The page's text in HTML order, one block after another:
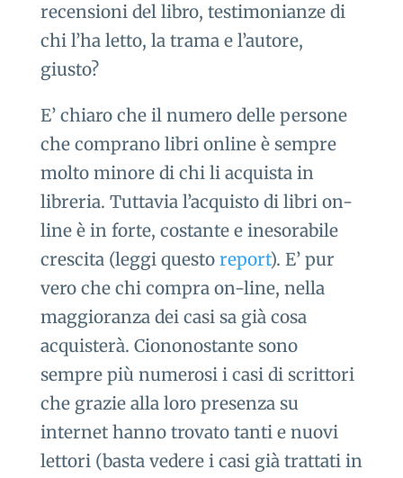
recensioni del libro, testimonianze di
chi l’ha letto, la trama e l’autore,
giusto?
E’ chiaro che il numero delle persone
che comprano libri online è sempre
molto minore di chi li acquista in
libreria. Tuttavia l’acquisto di libri on-
line è in forte, costante e inesorabile
crescita (leggi questo report). E’ pur
vero che chi compra on-line, nella
maggioranza dei casi sa già cosa
acquisterà. Ciononostante sono
sempre più numerosi i casi di scrittori
che grazie alla loro presenza su
internet hanno trovato tanti e nuovi
lettori (basta vedere i casi già trattati in